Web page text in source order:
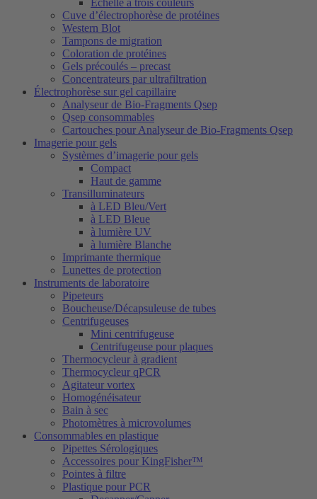
Cuve d’électrophorèse de protéines
Western Blot
Tampons de migration
Coloration de protéines
Gels précoulés – precast
Concentrateurs par ultrafiltration
Électrophorèse sur gel capillaire
Analyseur de Bio-Fragments Qsep
Qsep consommables
Cartouches pour Analyseur de Bio-Fragments Qsep
Imagerie pour gels
Systèmes d’imagerie pour gels
Compact
Haut de gamme
Transilluminateurs
à LED Bleu/Vert
à LED Bleue
à lumière UV
à lumière Blanche
Imprimante thermique
Lunettes de protection
Instruments de laboratoire
Pipeteurs
Boucheuse/Décapsuleuse de tubes
Centrifugeuses
Mini centrifugeuse
Centrifugeuse pour plaques
Thermocycleur à gradient
Thermocycleur qPCR
Agitateur vortex
Homogénéisateur
Bain à sec
Photomètres à microvolumes
Consommables en plastique
Pipettes Sérologiques
Accessoires pour KingFisher™
Pointes à filtre
Plastique pour PCR